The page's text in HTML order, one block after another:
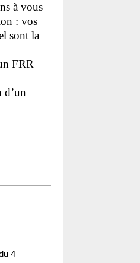
à vous
: vos
sont la
FRR
d’un
4